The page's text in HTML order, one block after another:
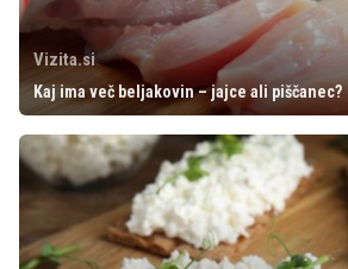
Vizita.si
Kaj ima več beljakovin – jajce ali piščanec?